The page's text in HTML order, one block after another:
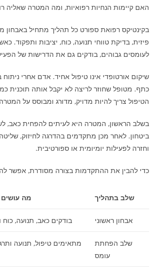
האם קיימות הנחיות רפואיות, ומה המטרה שאליה
בקינטיקס רפואת ספורט כל תהליך מתחיל באבחון
פיזית, בדיקת טווחי תנועה, כוח, יציבות ותפקוד.
לעומסים גבוהים, בודקים גם את הדרישות של
שיקום אורטופדי אינו טיפול אחיד. אדם אחרי
כתף. מטופל שחוזר לריצה לא יקבל אותה תוכנית
הטיפול צריך להיות מדויק, מדורג ומבוסס על
בשלב הראשון, המטרה היא לעיתים להפחית כאב,
ביטחון. לאחר מכן מתקדמים בהדרגה לחיזוק, שליטה
וחזרה לפעילות יומיומית או ספורטיבית.
כדי להבין את ההתקדמות בצורה מסודרת, אפשר
שלב בתהליך מה
אבחון ראשוני בודקים כאב, תנועה, כוח
שלב הפחתת
עומס
מתאימים טיפול, תנועה